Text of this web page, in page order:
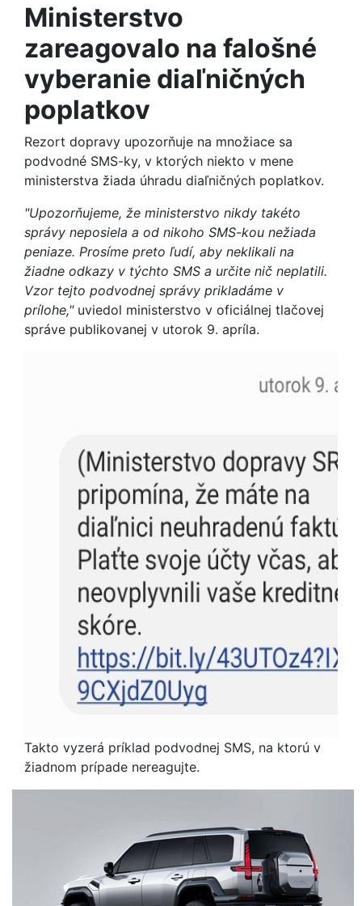
Ministerstvo
zareagovalo na falošné
vyberanie diaľničných
poplatkov
Rezort dopravy upozorňuje na množiace sa
podvodné SMS-ky, v ktorých niekto v mene
ministerstva žiada úhradu diaľničných poplatkov.
"Upozorňujeme, že ministerstvo nikdy takéto
správy neposiela a od nikoho SMS-kou nežiada
peniaze. Prosíme preto ľudí, aby neklikali na
žiadne odkazy v týchto SMS a určite nič neplatili.
Vzor tejto podvodnej správy prikladáme v
prílohe," uviedol ministerstvo v oficiálnej tlačovej
správe publikovanej v utorok 9. apríla.
Takto vyzerá príklad podvodnej SMS, na ktorú v
žiadnom prípade nereagujte.